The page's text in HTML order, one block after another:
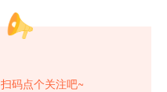
扫码点个关注吧~